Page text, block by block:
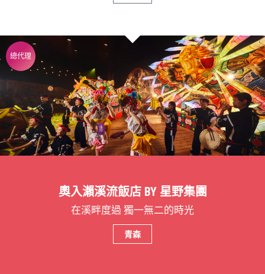
總代理
奧入瀨溪流飯店 BY 星野集團
在溪畔度過 獨一無二的時光
青森